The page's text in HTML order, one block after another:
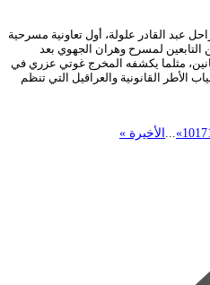
عبد القادر علولة، أول تعاونية مسرحية
التابعين لمسرح وهران الجهوي بعد
مثلما يكشفه المخرج غوتي عزري في
الأطر القانونية والعراقيل التي تنظم
1017
»
... الأخيرة »